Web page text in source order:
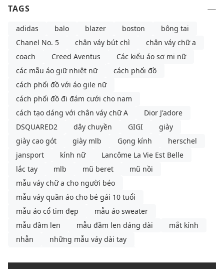
TAGS
adidas balo blazer boston
bông tai
Chanel No. 5
chân váy bút chì
chân váy chữ a
coach
Creed Aventus
Các kiểu áo sơ mi nữ
các mẫu áo giữ nhiệt nữ
cách phối đồ
cách phối đồ với áo gile nữ
cách phối đồ đi đám cưới cho nam
cách tạo dáng với chân váy chữ A
Dior J'adore
DSQUARED2
dây chuyền GIGI
giày
giày cao gót
giày mlb Gọng kính
herschel
jansport
kính nữ
Lancôme La Vie Est Belle
lắc tay
mlb mũ beret
mũ nồi
mẫu váy chữ a cho người béo
mẫu váy quần áo cho bé gái 10 tuổi
mẫu áo cổ tim đẹp
mẫu áo sweater
mẫu đầm len
mẫu đầm len dáng dài
mắt kính
nhẫn
những mẫu váy dài tay